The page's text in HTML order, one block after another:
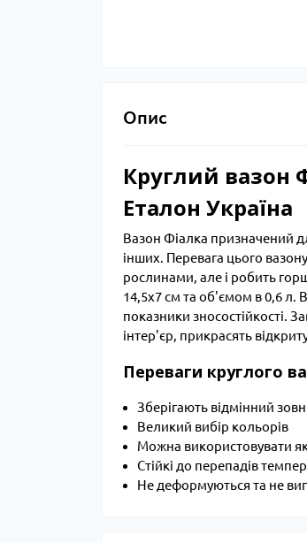
Опис
Круглий вазон
Еталон Україна
Вазон Фіалка призначений
інших. Перевага цього
рослинами, але і робить
14,5х7 см та об'ємом в 0,6 л.
показники зносостійкості.
інтер'єр, прикрасять
Переваги круглого
Зберігають відмінний
Великий вибір кольорів
Можна використовувати
Стійкі до перепадів
Не деформуються та не